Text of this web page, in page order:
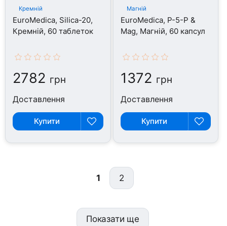
Кремній
EuroMedica, Silica-20,
Кремній, 60 таблеток
2782 грн
Доставлення
Купити
Магній
EuroMedica, P-5-P &
Mag, Магній, 60 капсул
1372 грн
Доставлення
Купити
1 2
Показати ще